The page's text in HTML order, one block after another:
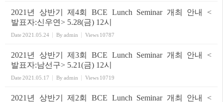
2021년 상반기 제4회 BCE Lunch Seminar 개최 안내 <
발표자:신우연> 5.28(금) 12시
Date2021.05.24 By admin Views 10787
2021년 상반기 제3회 BCE Lunch Seminar 개최 안내 <
발표자:남선구> 5.21(금) 12시
Date2021.05.17 By admin Views 10719
2021년 상반기 제2회 BCE Lunch Seminar 개최 안내 <